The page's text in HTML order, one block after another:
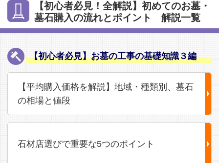
【初心者必見！全解説】初めてのお墓・
墓石購入の流れとポイント 解説一覧
【初心者必見】お墓の工事の基礎知識３編
【平均購入価格を解説】地域・種類別、墓石
の相場と値段
石材店選びで重要な5つのポイント